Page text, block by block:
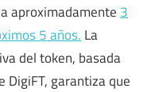
aproximadamente 3
5 años. La
del token, basada
DigiFT, garantiza que